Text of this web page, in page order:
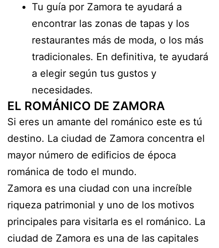
Tu guía por Zamora te ayudará a
encontrar las zonas de tapas y los
restaurantes más de moda, o los más
tradicionales. En definitiva, te ayudará
a elegir según tus gustos y
necesidades.
EL ROMÁNICO DE ZAMORA
Si eres un amante del románico este es tú
destino. La ciudad de Zamora concentra el
mayor número de edificios de época
románica de todo el mundo.
Zamora es una ciudad con una increíble
riqueza patrimonial y uno de los motivos
principales para visitarla es el románico. La
ciudad de Zamora es una de las capitales